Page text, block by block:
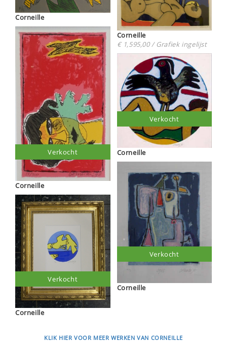
Corneille
Corneille
Verkocht
Corneille
Verkocht
Corneille
€ 1,595,00 / Grafiek ingelijst
Corneille
Verkocht
Corneille
Verkocht
KLIK HIER VOOR MEER WERKEN VAN CORNEILLE